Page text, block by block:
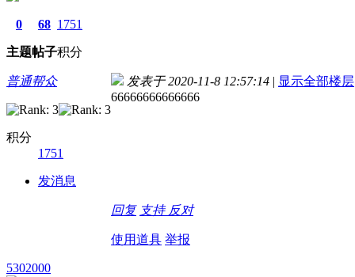
0
主题
68
帖子
1751
积分
普通帮众
积分
1751
发消息
发表于 2020-11-8 12:57:14 | 显示全部楼层
66666666666666
回复 支持 反对
使用道具 举报
5302000